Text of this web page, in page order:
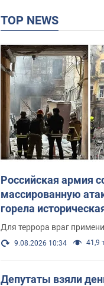
TOP NEWS
Российская армия
массированную
горела
есть
Для террора враг
9.08.2026 10:34 41,9
Депутаты взяли